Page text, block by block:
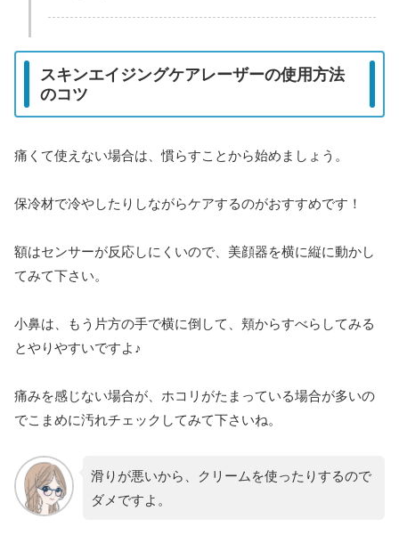
スキンエイジングケアレーザーの使用方法
のコツ
痛くて使えない場合は、慣らすことから始めましょう。
保冷材で冷やしたりしながらケアするのがおすすめです！
額はセンサーが反応しにくいので、美顔器を横に縦に動かし
てみて下さい。
小鼻は、もう片方の手で横に倒して、頬からすべらしてみる
とやりやすいですよ♪
痛みを感じない場合が、ホコリがたまっている場合が多いの
でこまめに汚れチェックしてみて下さいね。
滑りが悪いから、クリームを使ったりするので
ダメですよ。